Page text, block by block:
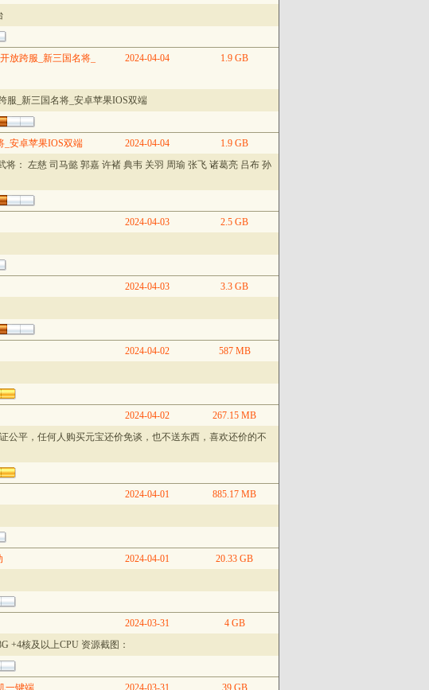
1.9 GB
2024-04-04
放跨服_新三国名将_
服_新三国名将_安卓苹果IOS双端
1.9 GB
2024-04-04
_安卓苹果IOS双端
将： 左慈 司马懿 郭嘉 许褚 典韦 关羽 周瑜 张飞 诸葛亮 吕布 孙
2.5 GB
2024-04-03
3.3 GB
2024-04-03
587 MB
2024-04-02
267.15 MB
2024-04-02
公平，任何人购买元宝还价免谈，也不送东西，喜欢还价的不
885.17 MB
2024-04-01
20.33 GB
2024-04-01
4 GB
2024-03-31
+4核及以上CPU 资源截图：
39 GB
2024-03-31
一键端